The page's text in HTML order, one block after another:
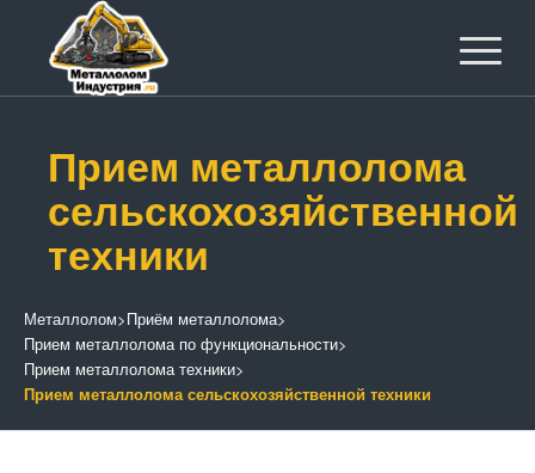
Прием металлолома
сельскохозяйственной
техники
Металлолом>Приём металлолома>
Прием металлолома по функциональности>
Прием металлолома техники>
Прием металлолома сельскохозяйственной техники